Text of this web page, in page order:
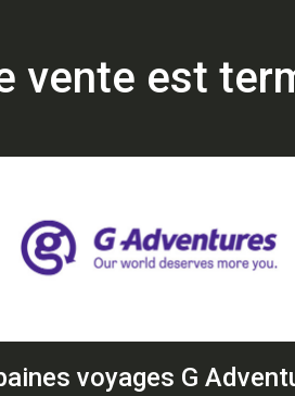
vente est
voyages G